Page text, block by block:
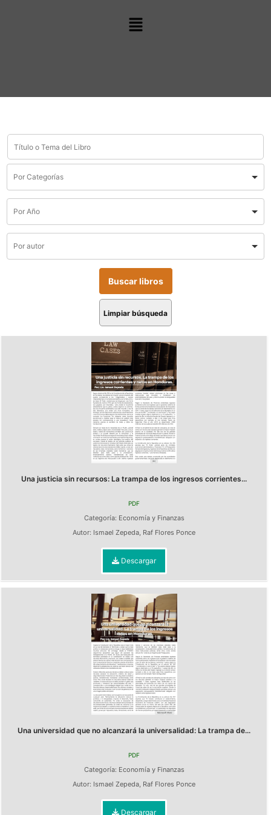
Limpiar búsqueda
Una justicia sin recursos: La trampa de los ingresos corrientes...
PDF
Categoría: Economía y Finanzas
Autor: Ismael Zepeda, Raf Flores Ponce
Descargar
Una universidad que no alcanzará la universalidad: La trampa de...
PDF
Categoría: Economía y Finanzas
Autor: Ismael Zepeda, Raf Flores Ponce
Descargar